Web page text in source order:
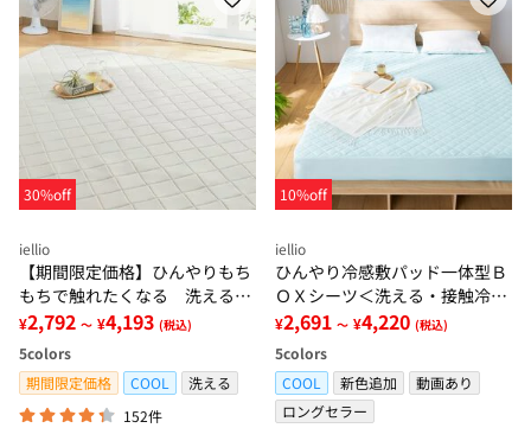
30%off
iellio
【期間限定価格】ひんやりもち
もちで触れたくなる 洗えるラ
グ＜低反発・滑りにくい・接触
冷感・防ダニ・カーペット＞
¥2,792 ～ ¥4,193 (税込)
5colors
期間限定価格
COOL
洗える
152件
10%off
iellio
ひんやり冷感敷パッド一体型Ｂ
ＯＸシーツ＜洗える・接触冷
感・抗菌防臭・時短・家事楽・
ボックスシーツ・寝苦しさ対策
＞
¥2,691 ～ ¥4,220 (税込)
5colors
COOL
新色追加
動画あり
ロングセラー